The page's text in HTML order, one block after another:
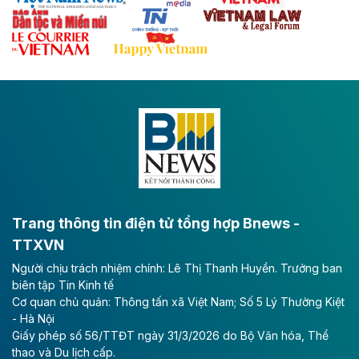
Theo baodautu.vn
Đề xuất đầu tư 11.500 tỷ đồng xây dựng cao
tốc CT.11 qua Ninh Bình
Đông A dài khoảng 25,1 km được kỳ vọng sẽ tạo động
lực phát triển kinh tế - xã hội khu vực phía Nam đồng
Long Thành
Tổng công ty Cảng hàng không Việt Nam - CTCP
(ACV) vừa lập kỷ lục mới về lợi nhuận trong quý
II/2026.
Theo baodautu.vn
Vinaconex lập đỉnh doanh thu
Trang thông tin điện tử tổng hợp Bnews -
TTXVN
Người chịu trách nhiệm chính: Lê Thị Thanh Huyền. Trưởng ban
biên tập Tin Kinh tế
Cơ quan chủ quản: Thông tấn xã Việt Nam; Số 5 Lý Thường Kiệt
- Hà Nội
Giấy phép số 56/TTĐT ngày 31/3/2026 do Bộ Văn hóa, Thể
thao và Du lịch cấp.